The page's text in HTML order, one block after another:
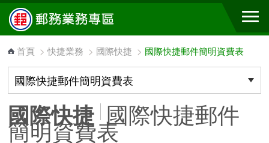
跳到主要內容區塊
首頁 >快捷業務 > 國際快捷 > 國際快捷郵件簡明資費表
國際快捷 國際快捷郵件
簡明資費表